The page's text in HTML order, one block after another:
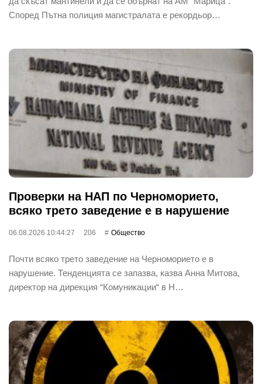
Според Пътна полиция магистралата е рекордьор…
Проверки на НАП по Черноморието,
всяко трето заведение е в нарушение
06.08.2026 10:44:27 206 Общество
Почти всяко трето заведение на Черноморието е в
нарушение. Тенденцията се запазва, казва Анна Митова,
директор на дирекция “Комуникации“ в Н…